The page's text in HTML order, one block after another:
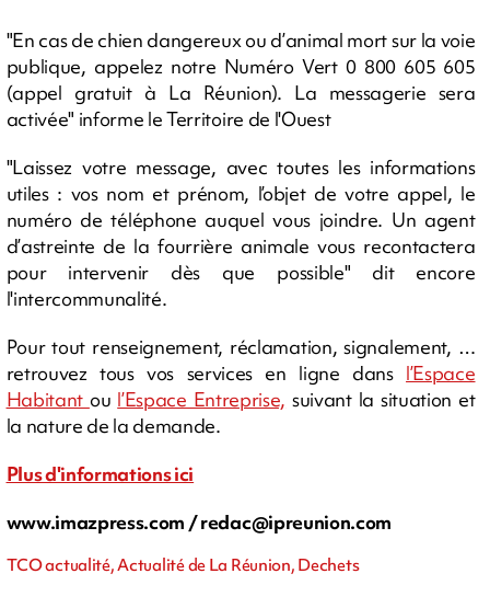
"En cas de chien dangereux ou d’animal mort sur la voie
publique, appelez notre Numéro Vert 0 800 605 605
(appel gratuit à La Réunion). La messagerie sera
activée" informe le Territoire de l'Ouest
"Laissez votre message, avec toutes les informations
utiles : vos nom et prénom, l’objet de votre appel, le
numéro de téléphone auquel vous joindre. Un agent
d’astreinte de la fourrière animale vous recontactera
pour intervenir dès que possible" dit encore
l'intercommunalité.
Pour tout renseignement, réclamation, signalement, …
retrouvez tous vos services en ligne dans l’Espace
Habitant ou l’Espace Entreprise, suivant la situation et
la nature de la demande.
Plus d'informations ici
www.imazpress.com /redac@ipreunion.com
TCO actualité, Actualité de La Réunion, Dechets